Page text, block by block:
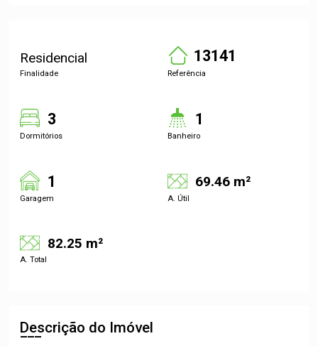
Residencial
Finalidade
13141
Referência
3
Dormitórios
1
Banheiro
1
Garagem
69.46 m²
A. Útil
82.25 m²
A. Total
Descrição do Imóvel